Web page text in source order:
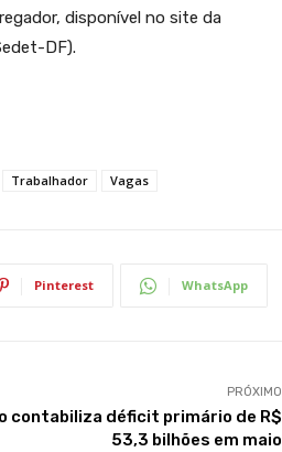
disponível no site da
DF).
Trabalhador Vagas
Pinterest WhatsApp
PRÓXIMO
contabiliza déficit primário de R$
53,3 bilhões em maio